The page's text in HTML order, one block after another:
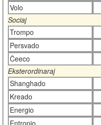
Volo
Sociaj
Trompo
Persvado
Ĉeeco
Eksterordinaraj
Shanghado
Kreado
Energio